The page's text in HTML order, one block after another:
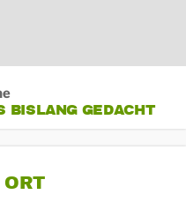
BISLANG GEDACHT
ORT